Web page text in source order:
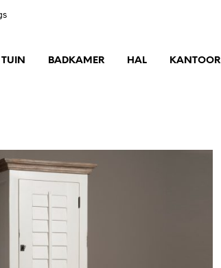
TUIN BADKAMER HAL KANTOOR